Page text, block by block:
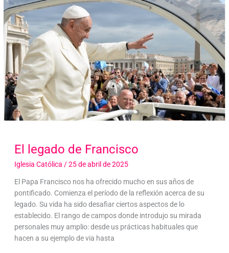
El legado de Francisco
Iglesia Católica /25 de abril de 2025
El Papa Francisco nos ha ofrecido mucho en sus años de
pontificado. Comienza el período de la reflexión acerca de su
legado. Su vida ha sido desafiar ciertos aspectos de lo
establecido. El rango de campos donde introdujo su mirada
personales muy amplio: desde us prácticas habituales que
hacen a su ejemplo de via hasta